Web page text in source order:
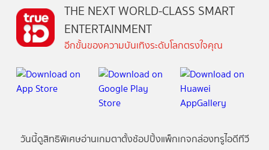
THE NEXT WORLD-CLASS SMART
ENTERTAINMENT
อีกขั้นของความบันเทิงระดับโลกตรงใจคุณ
วันนี้ดูสิทธิพิเศษอ่านเกมตาตั้งช้อปปิ้งแพ็กเกจกล่องทรูไอดีทีวี